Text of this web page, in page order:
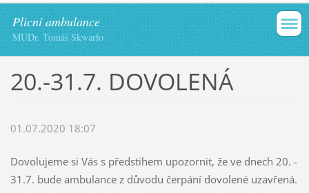
Plicní ambulance
MUDr. Tomáš Skwarło
20.-31.7. DOVOLENÁ
01.07.2020 18:07
Dovolujeme si Vás s předstihem upozornit, že ve dnech 20. -
31.7. bude ambulance z důvodu čerpání dovolené uzavřená.